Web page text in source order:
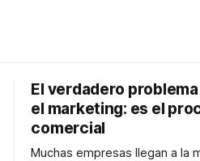
El verdadero
el marketing: es el
comercial
Muchas empresas llegan a la